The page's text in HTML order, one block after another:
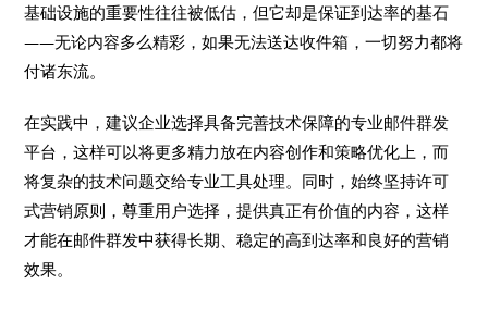
基础设施的重要性往往被低估，但它却是保证到达率的基石
——无论内容多么精彩，如果无法送达收件箱，一切努力都将
付诸东流。
在实践中，建议企业选择具备完善技术保障的专业邮件群发
平台，这样可以将更多精力放在内容创作和策略优化上，而
将复杂的技术问题交给专业工具处理。同时，始终坚持许可
式营销原则，尊重用户选择，提供真正有价值的内容，这样
才能在邮件群发中获得长期、稳定的高到达率和良好的营销
效果。